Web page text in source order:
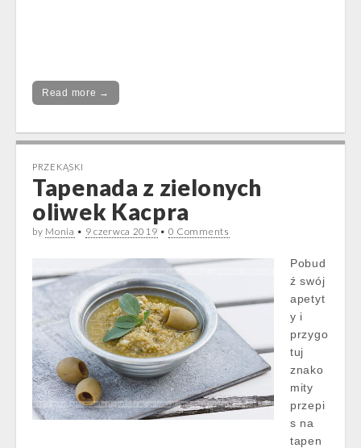
Read more →
PRZEKĄSKI
Tapenada z zielonych
oliwek Kacpra
by Monia • 9 czerwca 2019 • 0 Comments
Pobud
ź swój
apetyt
y i
przygo
tuj
znako
mity
przepi
s na
tapen